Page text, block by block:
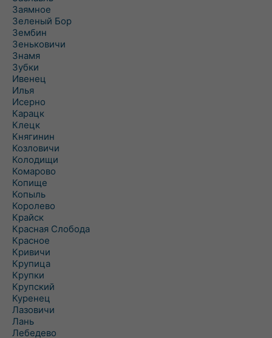
Заямное
Зеленый Бор
Зембин
Зеньковичи
Знамя
Зубки
Ивенец
Илья
Исерно
Карацк
Клецк
Княгинин
Козловичи
Колодищи
Комарово
Копище
Копыль
Королево
Крайск
Красная Слобода
Красное
Кривичи
Крупица
Крупки
Крупский
Куренец
Лазовичи
Лань
Лебедево